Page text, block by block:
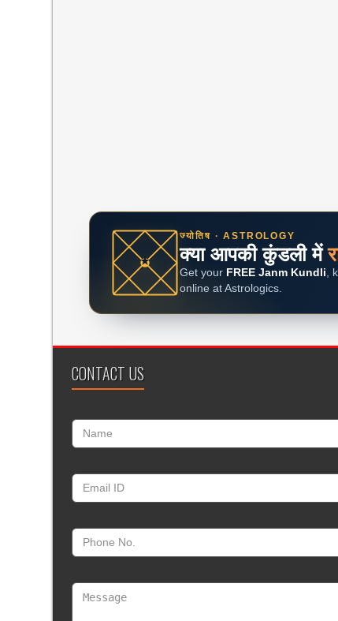
ज्योतिष · ASTROLOGY
क्या आपकी कुंडली में
Get your FREE Janm Kundli,
online at Astrologics.
CONTACT US